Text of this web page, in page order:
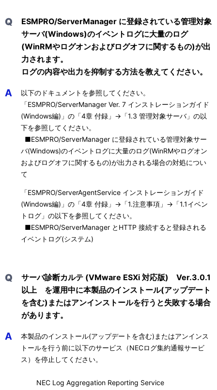
Q
ESMPRO/ServerManager に登録されている管理対象
サーバ(Windows)のイベントログに大量のログ
(WinRMやログオンおよびログオフに関するもの)が出
力されます。
ログの内容や出力を抑制する方法を教えてください。
A
以下のドキュメントを参照してください。
「ESMPRO/ServerManager Ver. 7 インストレーションガイド
(Windows編)」の「4章 付録」→「1.3 管理対象サーバ」の以
下を参照してください。
■ESMPRO/ServerManager に登録されている管理対象サー
バ(Windows)のイベントログに大量のログ(WinRMやログオン
およびログオフに関するもの)が出力される場合の対処につい
て
「ESMPRO/ServerAgentService インストレーションガイド
(Windows編)」の「4章 付録」→「1.注意事項」→「1.1イベン
トログ」の以下を参照してください。
■ESMPRO/ServerManager とHTTP 接続すると登録される
イベントログ(システム)
Q
サーバ診断カルテ (VMware ESXi 対応版) Ver.3.0.1
以上 を運用中に本製品のインストール(アップデート
を含む)またはアンインストールを行うと失敗する場合
があります。
A
本製品のインストール(アップデートを含む)またはアンインス
トールを行う前に以下のサービス（NECログ集約通報サービ
ス）を停止してください。
NEC Log Aggregation Reporting Service